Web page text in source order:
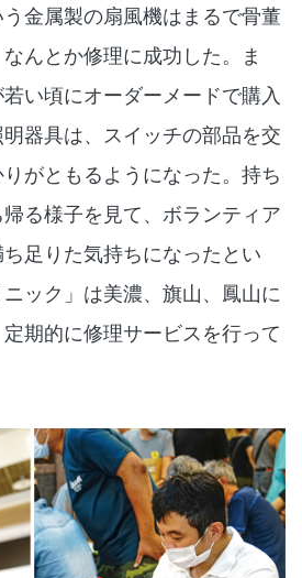
金属製の扇風機はまるで骨董
んとか修理に成功した。ま
い頃にオーダーメードで購入
器具は、スイッチの部品を交
がともるようになった。持ち
る様子を見て、ボランティア
足りた気持ちになったとい
ック」は美濃、旗山、鳳山に
期的に修理サービスを行って